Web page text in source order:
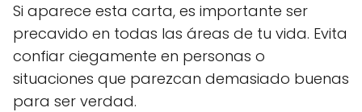
Si aparece esta carta, es importante ser
precavido en todas las áreas de tu vida. Evita
confiar ciegamente en personas o
situaciones que parezcan demasiado buenas
para ser verdad.